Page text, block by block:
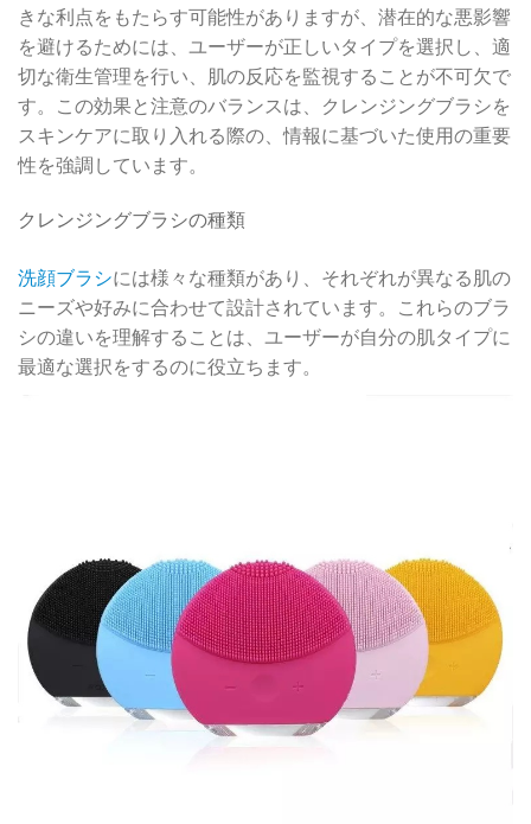
きな利点をもたらす可能性がありますが、潜在的な悪影響
を避けるためには、ユーザーが正しいタイプを選択し、適
切な衛生管理を行い、肌の反応を監視することが不可欠で
す。この効果と注意のバランスは、クレンジングブラシを
スキンケアに取り入れる際の、情報に基づいた使用の重要
性を強調しています。
クレンジングブラシの種類
洗顔ブラシには様々な種類があり、それぞれが異なる肌の
ニーズや好みに合わせて設計されています。これらのブラ
シの違いを理解することは、ユーザーが自分の肌タイプに
最適な選択をするのに役立ちます。